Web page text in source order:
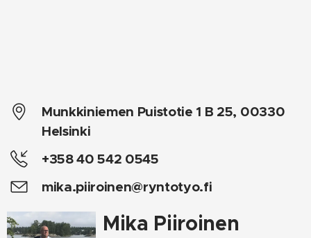
Munkkiniemen Puistotie 1 B 25, 00330
Helsinki
+358 40 542 0545
mika.piiroinen@ryntotyo.fi
Mika Piiroinen